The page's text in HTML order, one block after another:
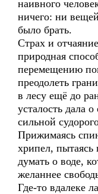
наивного
ничего: ни
было брать.
Страх и
природная
перемещению
преодолеть
в лесу ещё до
усталость дала
сильной
Прижимаясь
хрипел,
думать о воде,
желаннее
Где-то вдалеке